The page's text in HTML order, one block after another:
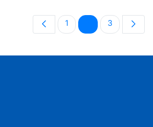
Pagina
1 PaginaPagina
3